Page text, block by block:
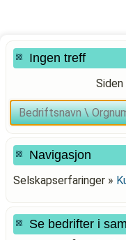
Ingen treff
Navigasjon
Selskapserfaringer »
Se bedrifter i